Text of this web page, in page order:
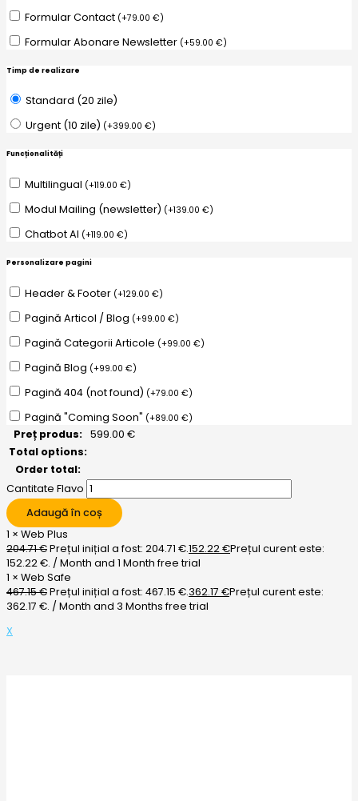
Formular Contact (+79.00 €)
Formular Abonare Newsletter (+59.00 €)
Timp de realizare
Standard (20 zile)
Urgent (10 zile) (+399.00 €)
Funcționalități
Multilingual (+119.00 €)
Modul Mailing (newsletter) (+139.00 €)
Chatbot AI (+119.00 €)
Personalizare pagini
Header & Footer (+129.00 €)
Pagină Articol / Blog (+99.00 €)
Pagină Categorii Articole (+99.00 €)
Pagină Blog (+99.00 €)
Pagină 404 (not found) (+79.00 €)
Pagină "Coming Soon" (+89.00 €)
Preț produs: 599.00 €
Total options:
Order total:
Cantitate Flavo
Adaugă în coș
1 × Web Plus
204.71€Prețul inițial a fost: 204.71 €.152.22€Prețul curent este:
152.22 €. / Month and 1 Month free trial
1 × Web Safe
467.15€Prețul inițial a fost: 467.15 €.362.17 €Prețul curent este:
362.17 €. / Month and 3 Months free trial
X